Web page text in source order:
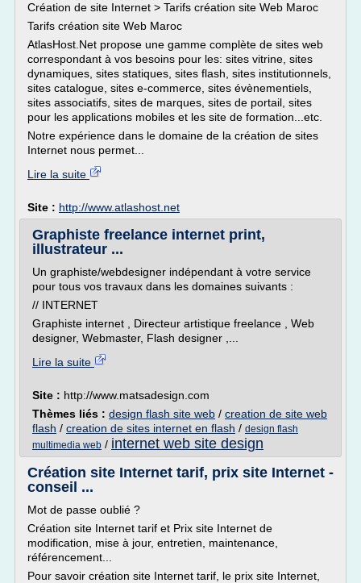
Création de site Internet > Tarifs création site Web Maroc
Tarifs création site Web Maroc
AtlasHost.Net propose une gamme complète de sites web
correspondant à vos besoins pour les: sites vitrine, sites
dynamiques, sites statiques, sites flash, sites institutionnels,
sites catalogue, sites e-commerce, sites évènementiels,
sites associatifs, sites de marques, sites de portail, sites
pour les applications mobiles et les site de formation...etc.
Notre expérience dans le domaine de la création de sites
Internet nous permet...
Lire la suite
Site : http://www.atlashost.net
Graphiste freelance internet print,
illustrateur ...
Un graphiste/webdesigner indépendant à votre service
pour tous vos travaux dans les domaines suivants :
// INTERNET
Graphiste internet , Directeur artistique freelance , Web
designer, Webmaster, Flash designer ,...
Lire la suite
Site : http://www.matsadesign.com
Thèmes liés : design flash site web / creation de site web
flash / creation de sites internet en flash / design flash
multimedia web / internet web site design
Création site Internet tarif, prix site Internet -
conseil ...
Mot de passe oublié ?
Création site Internet tarif et Prix site Internet de
modification, mise à jour, entretien, maintenance,
référencement...
Pour savoir création site Internet tarif, le prix site Internet,